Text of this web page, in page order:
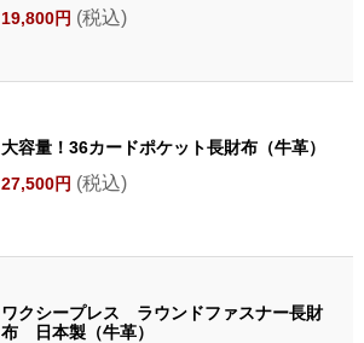
19,800円 (税込)
大容量！36カードポケット長財布（牛革）
27,500円 (税込)
ワクシープレス ラウンドファスナー長財
布 日本製（牛革）